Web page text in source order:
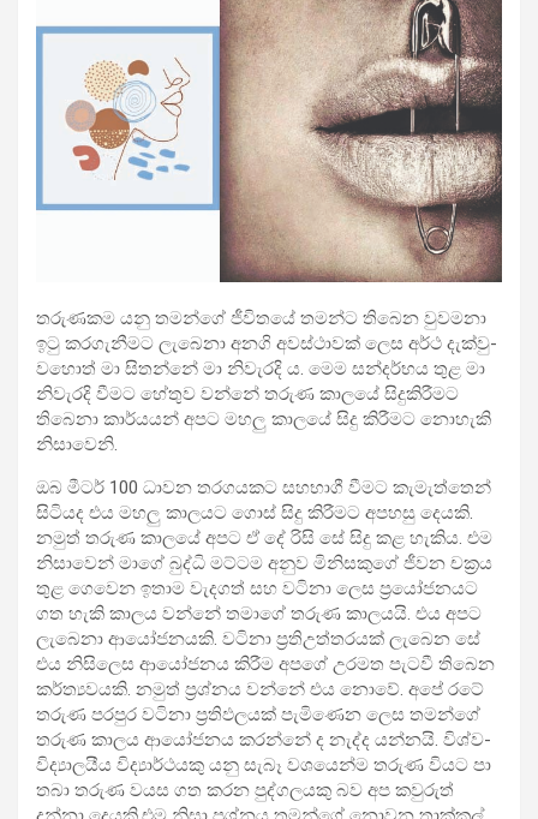
තරු­ණ­කම යනු තමන්ගේ ජීවි­තයේ තමන්ට තිබෙන වුව­මනා
ඉටු කර­ගැ­නී­මට ලැබෙනා අනගි අව­ස්ථා­වක් ලෙස අර්ථ දැක්වු­
ව­හොත් මා සිතන්නේ මා නිවැ­රදි ය. මෙම සන්ද­ර්භය තුළ මා
නිවැ­රදි වීමට හේතුව වන්නේ තරුණ කාලයේ සිදු­කි­රී­මට
තිබෙනා කාර්ය­යන් අපට මහලු කාලයේ සිදු කිරී­මට නොහැකි
නිසා­වෙනි.
ඔබ මීටර් 100 ධාවන තර­ග­ය­කට සහ­භාගී වීමට කැමැ­ත්තෙන්
සිටි­යද එය මහලු කාල­යට ගොස් සිදු කිරී­මට අප­හසු දෙයකි.
නමුත් තරුණ කාලයේ අපට ඒ දේ රිසි සේ සිදු කළ හැකිය. එම
නිසා­වෙන් මාගේ බුද්ධි මට්ටම අනුව මිනි­ස­කුගේ ජීවන චක්‍රය
තුළ ගෙවෙන ඉතාම වැද­ගත් සහ වටිනා ලෙස ප්‍රයෝ­ජ­න­යට
ගත හැකි කාලය වන්නේ තමාගේ තරුණ කාල­යයි. එය අපට
ලැබෙනා ආයෝ­ජ­න­යකි. වටිනා ප්‍රති­උ­ත්ත­ර­යක් ලැබෙන සේ
එය නිසි­ලෙස ආයෝ­ජ­නය කිරීම අපගේ උර­මත පැටවී තිබෙන
කර්ත්‍ය­ව­යකි. නමුත් ප්‍රශ්නය වන්නේ එය නොවේ. අපේ රටේ
තරුණ පර­පුර වටිනා ප්‍රති­ඵ­ල­යක් පැමි­ණෙන ලෙස තමන්ගේ
තරුණ කාලය ආයෝ­ජ­නය කරන්නේ ද නැද්ද යන්නයි. විශ්ව­
වි­ද්‍යා­ල­යීය විද්‍යා­ර්ථ­යකු යනු සැබෑ වශ­යෙන්ම තරුණ වියට පා
තබා තරුණ වයස ගත කරන පුද්ග­ල­යකු බව අප කවු­රුත්